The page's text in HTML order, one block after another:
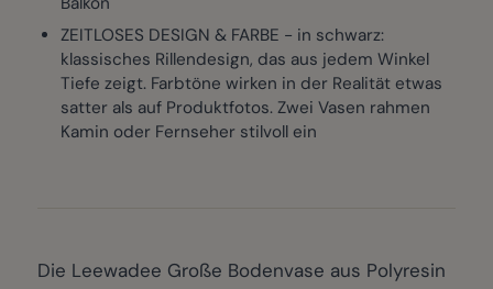
ZEITLOSES DESIGN & FARBE - in schwarz:
klassisches Rillendesign, das aus jedem Winkel
Tiefe zeigt. Farbtöne wirken in der Realität etwas
satter als auf Produktfotos. Zwei Vasen rahmen
Kamin oder Fernseher stilvoll ein
Die Leewadee Große Bodenvase aus Polyresin